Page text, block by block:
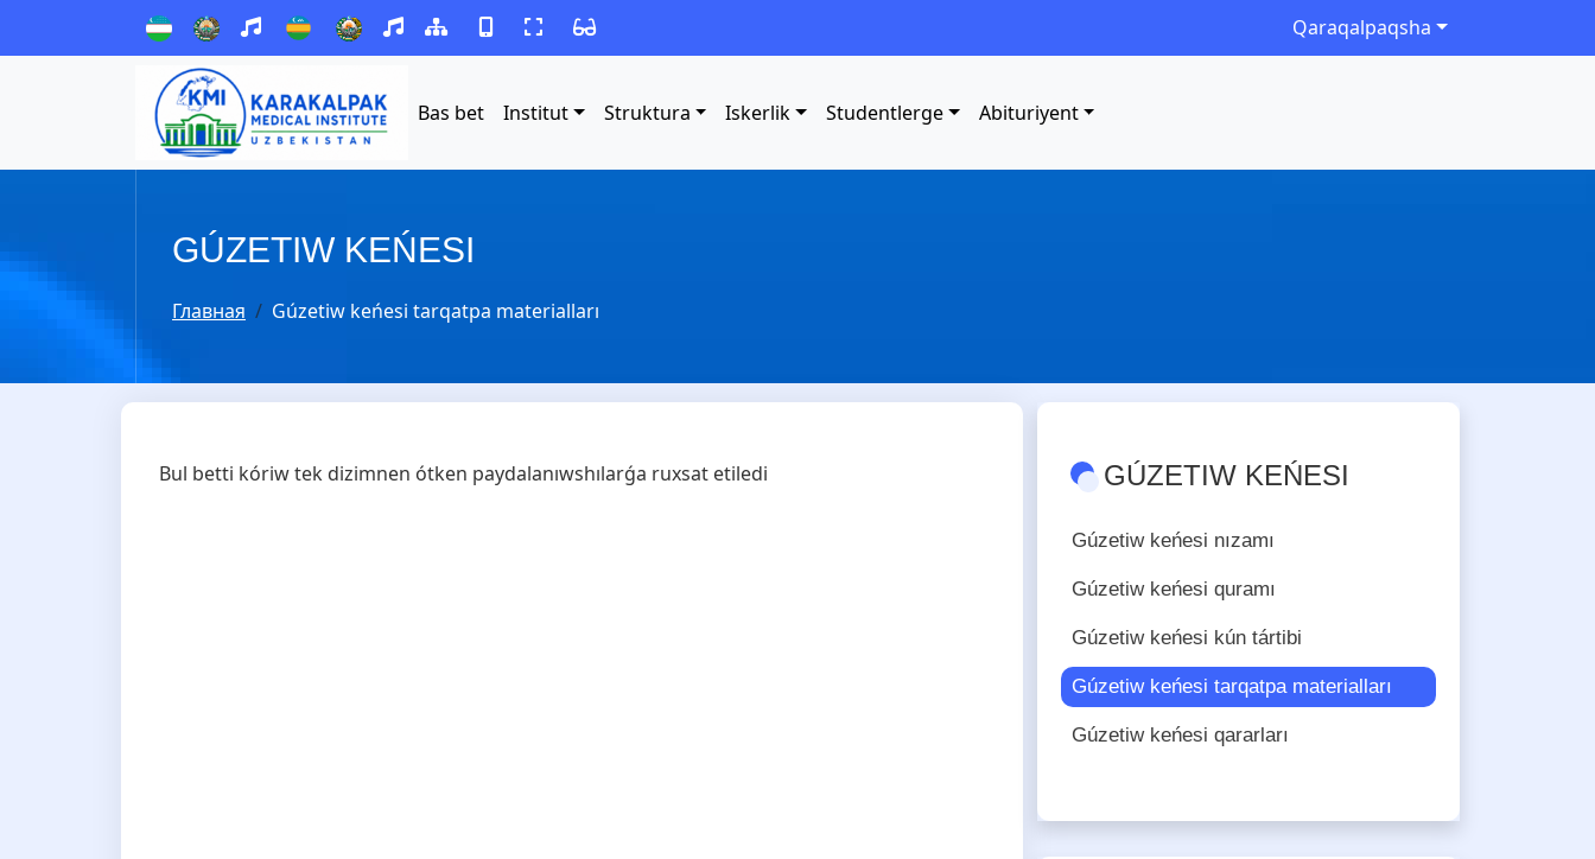
Qaraqalpaqsha
Bas bet Institut Struktura Iskerlik Studentlerge Abituriyent
GÚZETIW KEŃESI
Главная Gúzetiw keńesi tarqatpa materialları
Bul betti kóriw tek dizimnen ótken paydalanıwshılarǵa ruxsat etiledi GÚZETIW KEŃESI
Gúzetiw keńesi nızamı
Gúzetiw keńesi quramı
Gúzetiw keńesi kún tártibi
Gúzetiw keńesi tarqatpa materialları
Gúzetiw keńesi qararları